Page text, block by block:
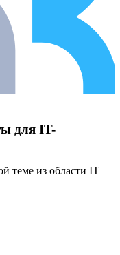
для IT-
теме из области IT